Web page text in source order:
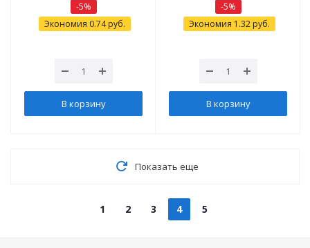
-5%
Экономия 0.74руб.
В корзину
-5%
Экономия 1.32руб.
В корзину
Показать еще
1 2 3 4 5